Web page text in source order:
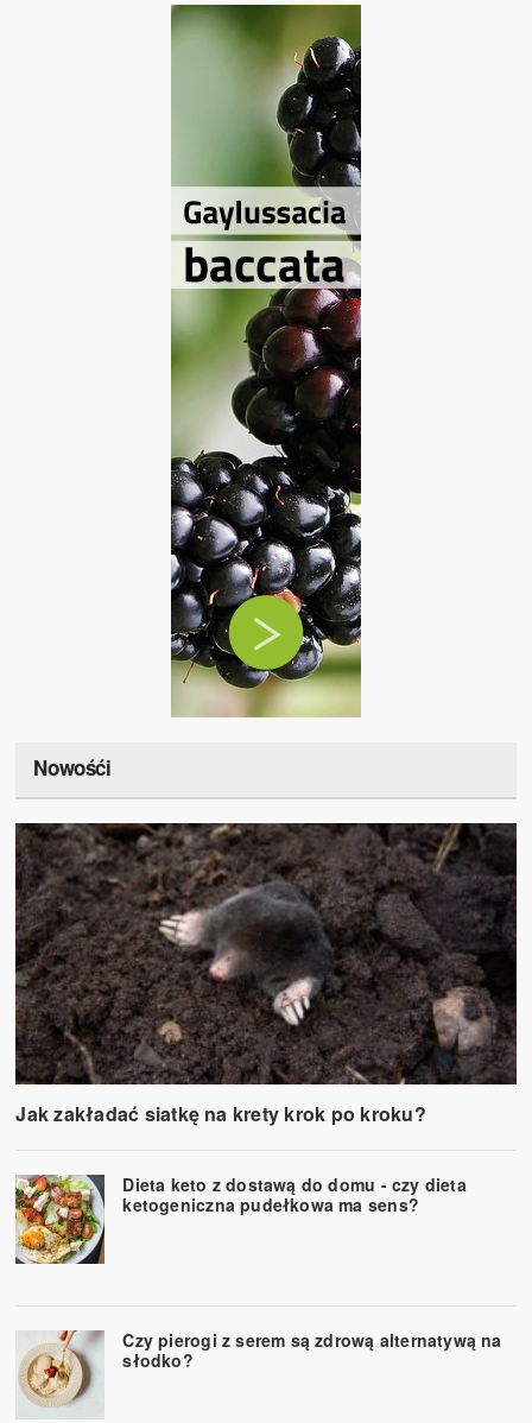
Nowośći
Jak zakładać siatkę na krety krok po kroku?
Dieta keto z dostawą do domu - czy dieta
ketogeniczna pudełkowa ma sens?
Czy pierogi z serem są zdrową alternatywą na
słodko?